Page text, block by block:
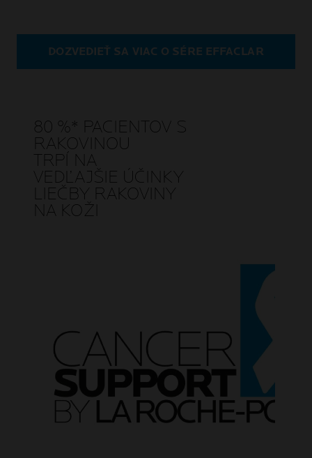
DOZVEDIEŤ SA VIAC O SÉRE EFFACLAR
80 %* PACIENTOV S
RAKOVINOU
TRPÍ NA
VEDĽAJŠIE ÚČINKY
LIEČBY RAKOVINY
NA KOŽI